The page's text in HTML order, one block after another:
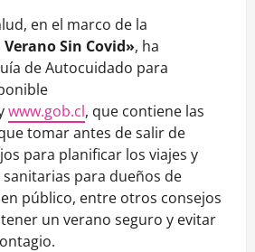
en el marco de la
Sin Covid», ha
de Autocuidado para
www.gob.cl, que contiene las
tomar antes de salir de
para planificar los viajes y
para dueños de
público, entre otros consejos
un verano seguro y evitar